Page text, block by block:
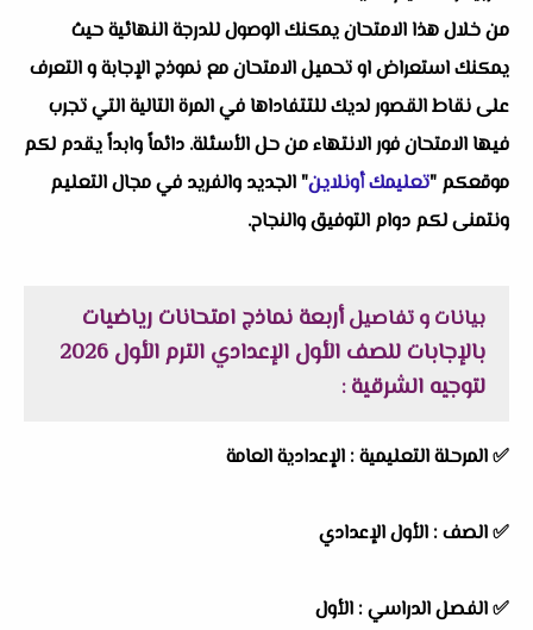
من خلال هذا الامتحان يمكنك الوصول للدرجة النهائية حيث
يمكنك استعراض او تحميل الامتحان مع نموذج الإجابة و التعرف
على نقاط القصور لديك للتتفاداها في المرة التالية التي تجرب
فيها الامتحان فور الانتهاء من حل الأسئلة. دائماً وابداً يقدم لكم
موقعكم "تعليمك أونلاين" الجديد والفريد في مجال التعليم
ونتمنى لكم دوام التوفيق والنجاح.
بيانات و تفاصيلأربعة نماذج امتحانات رياضيات
بالإجابات للصف الأول الإعدادي الترم الأول 2026
لتوجيه الشرقية:
✅المرحلة التعليمية : الإعدادية العامة
✅الصف : الأول الإعدادي
✅الفصل الدراسي : الأول